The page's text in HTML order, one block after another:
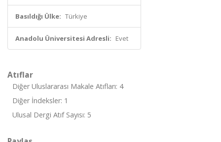
Basıldığı Ülke: Türkiye
Anadolu Üniversitesi Adresli: Evet
Atıflar
Diğer Uluslararası Makale Atıfları: 4
Diğer İndeksler: 1
Ulusal Dergi Atıf Sayısı: 5